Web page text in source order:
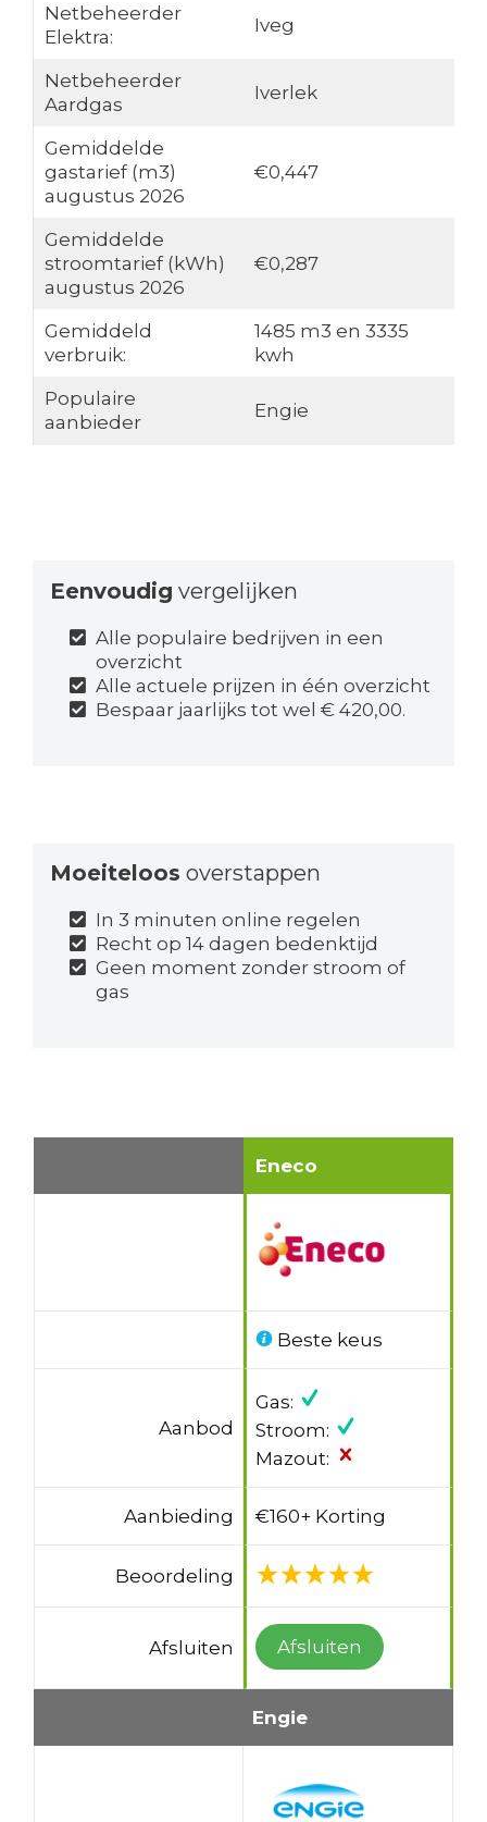
Netbeheerder
Elektra:
Iveg
Netbeheerder
Aardgas
Iverlek
Gemiddelde
gastarief (m3)
augustus 2026
€0,447
Gemiddelde
stroomtarief (kWh)
augustus 2026
€0,287
Gemiddeld
verbruik:
1485 m3 en 3335
kwh
Populaire
aanbieder
Engie
Eenvoudig vergelijken
Alle populaire bedrijven in een
overzicht
Alle actuele prijzen in één overzicht
Bespaar jaarlijks tot wel € 420,00.
Moeiteloos overstappen
In 3 minuten online regelen
Recht op 14 dagen bedenktijd
Geen moment zonder stroom of
gas
Eneco
Beste keus
Aanbod
Gas:
Stroom:
Mazout:
Aanbieding €160+ Korting
Beoordeling
Afsluiten Afsluiten
Engie